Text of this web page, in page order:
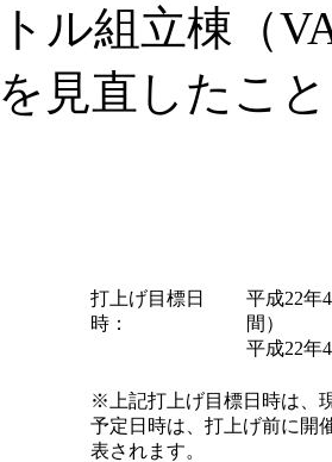
ル組立棟（
見直したこ
打上げ目標日
時：
平成22年
間）
平成22年
※上記打上げ目標日時は、
予定日時は、打上げ前に開
表されます。